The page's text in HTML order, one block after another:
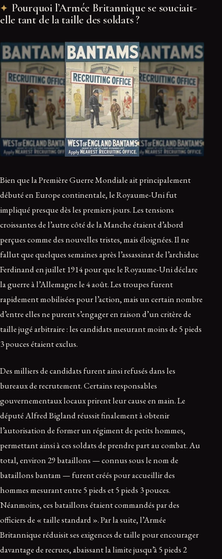
Pourquoi l’Armée Britannique se souciait-
elle tant de la taille des soldats ?
Bien que la Première Guerre Mondiale ait principalement
débuté en Europe continentale, le Royaume-Uni fut
impliqué presque dès les premiers jours. Les tensions
croissantes de l’autre côté de la Manche étaient d’abord
perçues comme des nouvelles tristes, mais éloignées. Il ne
fallut que quelques semaines après l’assassinat de l’archiduc
Ferdinand en juillet 1914 pour que le Royaume-Uni déclare
la guerre à l’Allemagne le 4 août. Les troupes furent
rapidement mobilisées pour l’action, mais un certain nombre
d’entre elles ne purent s’engager en raison d’un critère de
taille jugé arbitraire : les candidats mesurant moins de 5 pieds
3 pouces étaient exclus.
Des milliers de candidats furent ainsi refusés dans les
bureaux de recrutement. Certains responsables
gouvernementaux locaux prirent leur cause en main. Le
député Alfred Bigland réussit finalement à obtenir
l’autorisation de former un régiment de petits hommes,
permettant ainsi à ces soldats de prendre part au combat. Au
total, environ 29 bataillons — connus sous le nom de
bataillons bantam — furent créés pour accueillir des
hommes mesurant entre 5 pieds et 5 pieds 3 pouces.
Néanmoins, ces bataillons étaient commandés par des
officiers de « taille standard ». Par la suite, l’Armée
Britannique réduisit ses exigences de taille pour encourager
davantage de recrues, abaissant la limite jusqu’à 5 pieds 2